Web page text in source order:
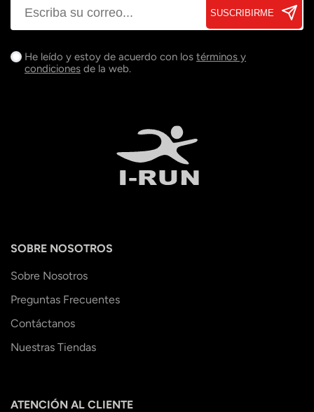
SUSCRIBIRME
He leído y estoy de acuerdo con los términos y
condiciones de la web.
SOBRE NOSOTROS
Sobre Nosotros
Preguntas Frecuentes
Contáctanos
Nuestras Tiendas
ATENCIÓN AL CLIENTE